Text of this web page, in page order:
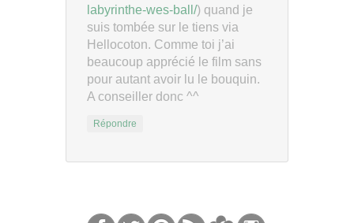
labyrinthe-wes-ball/) quand je
suis tombée sur le tiens via
Hellocoton. Comme toi j’ai
beaucoup apprécié le film sans
pour autant avoir lu le bouquin.
A conseiller donc ^^
Répondre